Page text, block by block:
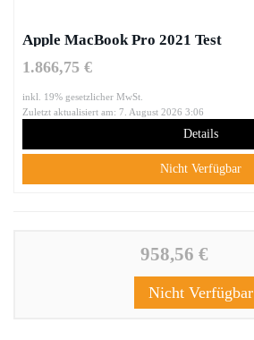
Apple MacBook Pro 2021 Test
1.866,75 €
inkl. 19% gesetzlicher MwSt.
Zuletzt aktualisiert am: 7. August 2026 3:06
Details
Nicht Verfügbar
958,56 €
Nicht Verfügbar